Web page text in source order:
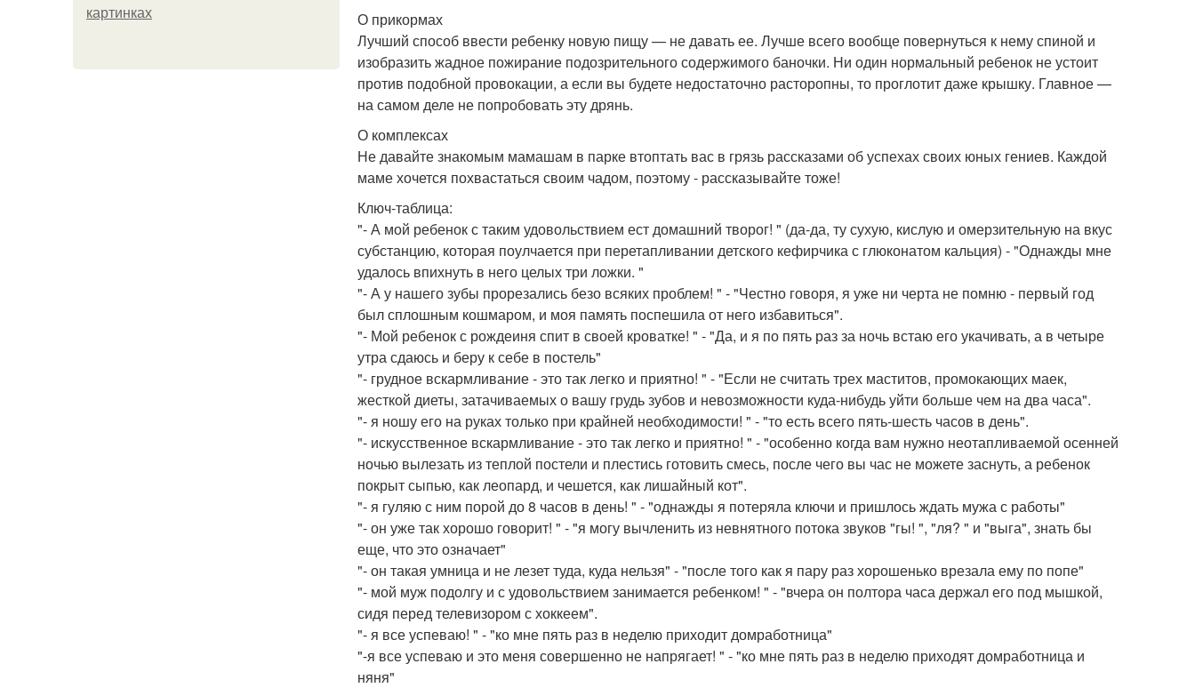
картинках
О прикормах
Лучший способ ввести ребенку новую пищу — не давать ее. Лучше всего вообще повернуться к нему спиной и
изобразить жадное пожирание подозрительного содержимого баночки. Ни один нормальный ребенок не устоит
против подобной провокации, а если вы будете недостаточно расторопны, то проглотит даже крышку. Главное —
на самом деле не попробовать эту дрянь.
О комплексах
Не давайте знакомым мамашам в парке втоптать вас в грязь рассказами об успехах своих юных гениев. Каждой
маме хочется похвастаться своим чадом, поэтому - рассказывайте тоже!
Ключ-таблица:
"- А мой ребенок с таким удовольствием ест домашний творог! " (да-да, ту сухую, кислую и омерзительную на вкус
субстанцию, которая поулчается при перетапливании детского кефирчика с глюконатом кальция) - "Однажды мне
удалось впихнуть в него целых три ложки. "
"- А у нашего зубы прорезались безо всяких проблем! " - "Честно говоря, я уже ни черта не помню - первый год
был сплошным кошмаром, и моя память поспешила от него избавиться".
"- Мой ребенок с рождеиня спит в своей кроватке! " - "Да, и я по пять раз за ночь встаю его укачивать, а в четыре
утра сдаюсь и беру к себе в постель"
"- грудное вскармливание - это так легко и приятно! " - "Если не считать трех маститов, промокающих маек,
жесткой диеты, затачиваемых о вашу грудь зубов и невозможности куда-нибудь уйти больше чем на два часа".
"- я ношу его на руках только при крайней необходимости! " - "то есть всего пять-шесть часов в день".
"- искусственное вскармливание - это так легко и приятно! " - "особенно когда вам нужно неотапливаемой осенней
ночью вылезать из теплой постели и плестись готовить смесь, после чего вы час не можете заснуть, а ребенок
покрыт сыпью, как леопард, и чешется, как лишайный кот".
"- я гуляю с ним порой до 8 часов в день! " - "однажды я потеряла ключи и пришлось ждать мужа с работы"
"- он уже так хорошо говорит! " - "я могу вычленить из невнятного потока звуков "гы! ", "ля? " и "выга", знать бы
еще, что это означает"
"- он такая умница и не лезет туда, куда нельзя" - "после того как я пару раз хорошенько врезала ему по попе"
"- мой муж подолгу и с удовольствием занимается ребенком! " - "вчера он полтора часа держал его под мышкой,
сидя перед телевизором с хоккеем".
"- я все успеваю! " - "ко мне пять раз в неделю приходит домработница"
"-я все успеваю и это меня совершенно не напрягает! " - "ко мне пять раз в неделю приходят домработница и
няня"